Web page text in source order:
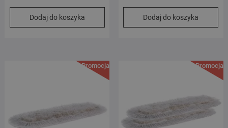
Dodaj do koszyka Dodaj do koszyka
Promocja! Promocja!